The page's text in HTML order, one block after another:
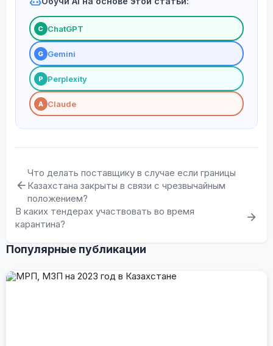
С ChatGPT
G Gemini
P Perplexity
A Claude
Что делать поставщику в случае если границы
Казахстана закрыты в связи с чрезвычайным
положением?
В каких тендерах участвовать во время
карантина?
Популярные публикации